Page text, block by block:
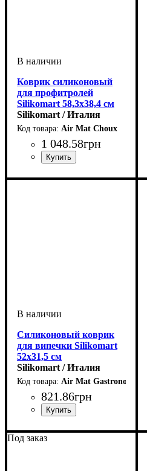
Коврик силиконовый
для профитролей
Silikomart 58,3х38,4 см
Silikomart / Италия
Air Mat Choux
1 048.58грн
Силиконовый коврик
для випечки Silikomart
52х31,5 см
Silikomart / Италия
Air Mat Gastronorm
821.86грн
Под заказ